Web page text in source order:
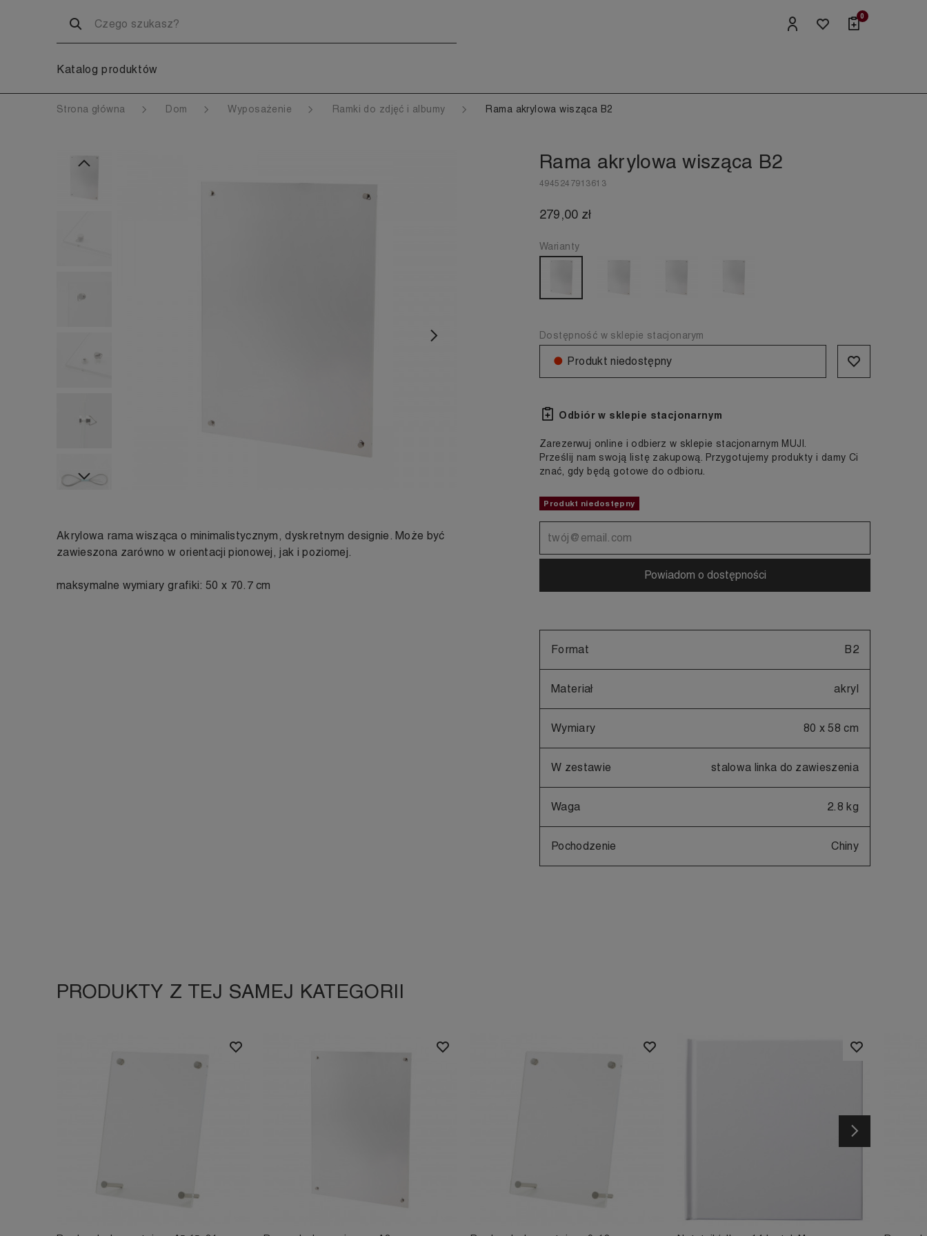
0
Katalog produktów
Strona główna Dom Wyposażenie Ramki do zdjęć i albumy Rama akrylowa wisząca B2
Poprzedni
Następny
Następny
Akrylowa rama wisząca o minimalistycznym, dyskretnym designie. Może być
zawieszona zarówno w orientacji pionowej, jak i poziomej.
maksymalne wymiary grafiki: 50 x 70.7 cm
Rama akrylowa wisząca B2
4945247913613
279,00 zł
Warianty
Dostępność w sklepie stacjonarym
● Produkt niedostępny
Odbiór w sklepie stacjonarnym
Zarezerwuj online i odbierz w sklepie stacjonarnym MUJI.
Prześlij nam swoją listę zakupową. Przygotujemy produkty i damy Ci
znać, gdy będą gotowe do odbioru.
Produkt niedostępny
Powiadom o dostępności
Format B2
Materiał akryl
Wymiary 80 x 58 cm
W zestawie stalowa linka do zawieszenia
Waga 2.8 kg
Pochodzenie Chiny
PRODUKTY Z TEJ SAMEJ KATEGORII
Następny